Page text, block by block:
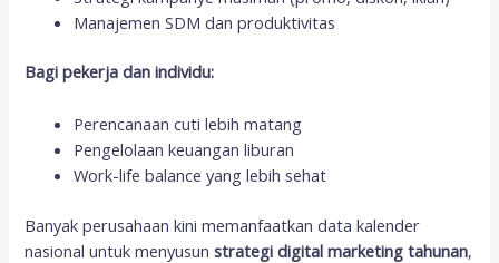
Manajemen SDM dan produktivitas
Bagi pekerja dan individu:
Perencanaan cuti lebih matang
Pengelolaan keuangan liburan
Work-life balance yang lebih sehat
Banyak perusahaan kini memanfaatkan data kalender
nasional untuk menyusunstrategi digital marketing tahunan,